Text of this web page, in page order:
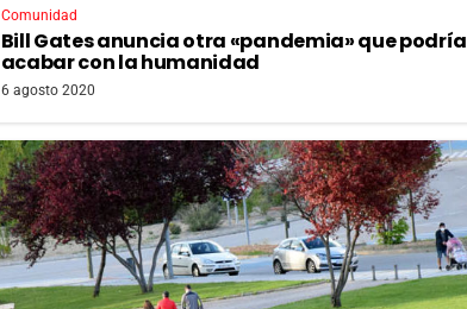
Comunidad
Bill Gates anuncia otra «pandemia» que podría
acabar con la humanidad
6 agosto 2020